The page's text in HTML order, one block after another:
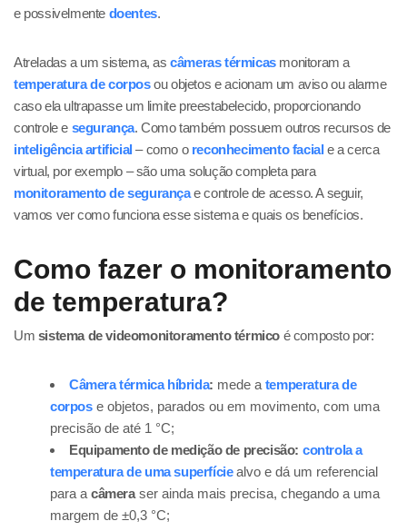
e possivelmente doentes.
Atreladas a um sistema, ascâmeras térmicasmonitoram a
temperatura de corposou objetos e acionam um aviso ou alarme
caso ela ultrapasse um limite preestabelecido, proporcionando
controle e segurança. Como também possuem outros recursos de
inteligência artificial – como o reconhecimento facial e a cerca
virtual, por exemplo – são uma solução completa para
monitoramento de segurançae controle de acesso. A seguir,
vamos ver como funciona esse sistema e quais os benefícios.
Como fazer o monitoramento
de temperatura?
Um sistema de videomonitoramento térmico é composto por:
Câmera térmica híbrida: mede a temperatura de
corpose objetos, parados ou em movimento, com uma
precisão de até 1 °C;
Equipamento de medição de precisão: controla a
temperatura de uma superfície alvo e dá um referencial
para a câmeraser ainda mais precisa, chegando a uma
margem de ±0,3 °C;